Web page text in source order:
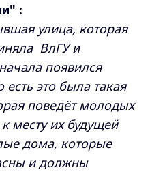
:
улица, которая
ВлГУ и
появился
есть это была такая
поведёт молодых
месту их будущей
дома, которые
и должны